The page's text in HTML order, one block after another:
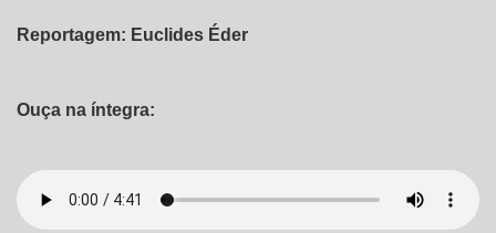
Reportagem: Euclides Éder
Ouça na íntegra: